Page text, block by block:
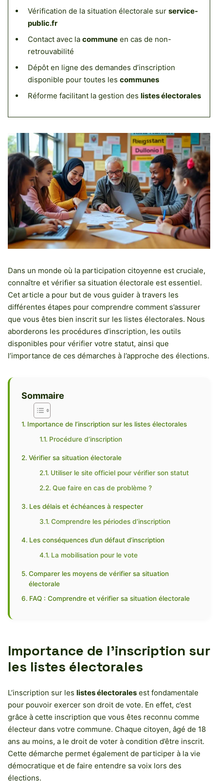
Vérification de la situation électorale sur service-
public.fr
Contact avec la communeen cas de non-
retrouvabilité
Dépôt en ligne des demandes d’inscription
disponible pour toutes les communes
Réforme facilitant la gestion des listes électorales
Dans un monde où la participation citoyenne est cruciale,
connaître et vérifier sa situation électorale est essentiel.
Cet article a pour but de vous guider à travers les
différentes étapes pour comprendre comment s’assurer
que vous êtes bien inscrit sur les listes électorales. Nous
aborderons les procédures d’inscription, les outils
disponibles pour vérifier votre statut, ainsi que
l’importance de ces démarches à l’approche des élections.
Sommaire
Importance de l’inscription sur les listes électorales
Procédure d’inscription
Vérifier sa situation électorale
Utiliser le site officiel pour vérifier son statut
Que faire en cas de problème ?
Les délais et échéances à respecter
Comprendre les périodes d’inscription
Les conséquences d’un défaut d’inscription
La mobilisation pour le vote
Comparer les moyens de vérifier sa situation
électorale
FAQ : Comprendre et vérifier sa situation électorale
Importance de l’inscription sur
les listes électorales
L’inscription sur les listes électorales est fondamentale
pour pouvoir exercer son droit de vote. En effet, c’est
grâce à cette inscription que vous êtes reconnu comme
électeur dans votre commune. Chaque citoyen, âgé de 18
ans au moins, a le droit de voter à condition d’être inscrit.
Cette démarche permet également de participer à la vie
démocratique et de faire entendre sa voix lors des
élections.